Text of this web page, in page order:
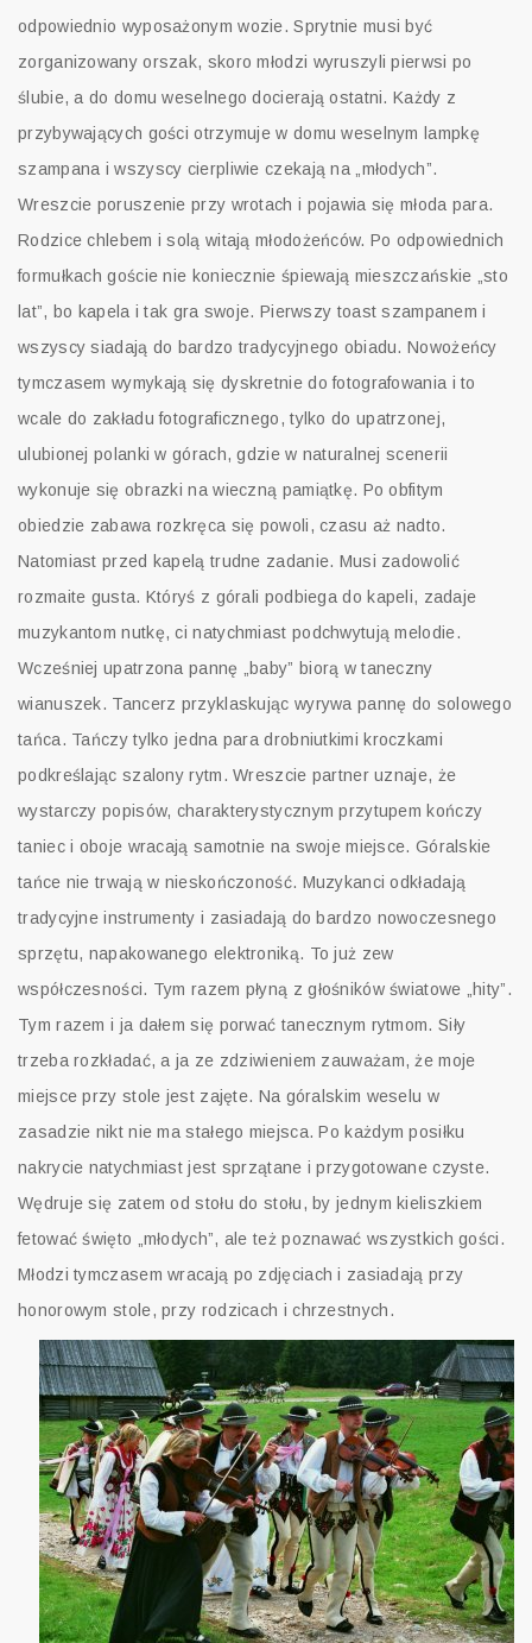
odpowiednio wyposażonym wozie. Sprytnie musi być
zorganizowany orszak, skoro młodzi wyruszyli pierwsi po
ślubie, a do domu weselnego docierają ostatni. Każdy z
przybywających gości otrzymuje w domu weselnym lampkę
szampana i wszyscy cierpliwie czekają na „młodych”.
Wreszcie poruszenie przy wrotach i pojawia się młoda para.
Rodzice chlebem i solą witają młodożeńców. Po odpowiednich
formułkach goście nie koniecznie śpiewają mieszczańskie „sto
lat”, bo kapela i tak gra swoje. Pierwszy toast szampanem i
wszyscy siadają do bardzo tradycyjnego obiadu. Nowożeńcy
tymczasem wymykają się dyskretnie do fotografowania i to
wcale do zakładu fotograficznego, tylko do upatrzonej,
ulubionej polanki w górach, gdzie w naturalnej scenerii
wykonuje się obrazki na wieczną pamiątkę. Po obfitym
obiedzie zabawa rozkręca się powoli, czasu aż nadto.
Natomiast przed kapelą trudne zadanie. Musi zadowolić
rozmaite gusta. Któryś z górali podbiega do kapeli, zadaje
muzykantom nutkę, ci natychmiast podchwytują melodie.
Wcześniej upatrzona pannę „baby” biorą w taneczny
wianuszek. Tancerz przyklaskując wyrywa pannę do solowego
tańca. Tańczy tylko jedna para drobniutkimi kroczkami
podkreślając szalony rytm. Wreszcie partner uznaje, że
wystarczy popisów, charakterystycznym przytupem kończy
taniec i oboje wracają samotnie na swoje miejsce. Góralskie
tańce nie trwają w nieskończoność. Muzykanci odkładają
tradycyjne instrumenty i zasiadają do bardzo nowoczesnego
sprzętu, napakowanego elektroniką. To już zew
współczesności. Tym razem płyną z głośników światowe „hity”.
Tym razem i ja dałem się porwać tanecznym rytmom. Siły
trzeba rozkładać, a ja ze zdziwieniem zauważam, że moje
miejsce przy stole jest zajęte. Na góralskim weselu w
zasadzie nikt nie ma stałego miejsca. Po każdym posiłku
nakrycie natychmiast jest sprzątane i przygotowane czyste.
Wędruje się zatem od stołu do stołu, by jednym kieliszkiem
fetować święto „młodych”, ale też poznawać wszystkich gości.
Młodzi tymczasem wracają po zdjęciach i zasiadają przy
honorowym stole, przy rodzicach i chrzestnych.